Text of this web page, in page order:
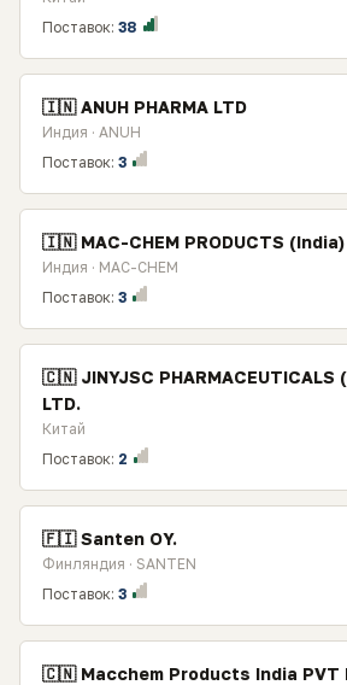
Поставок: 38
🇮🇳 ANUH PHARMA LTD
Индия · ANUH
Поставок: 3
🇮🇳 MAC-CHEM PRODUCTS
Индия · MAC-CHEM
Поставок: 3
🇨🇳 JINYJSC PHARMACEUTICALS
LTD.
Китай
Поставок: 2
🇫🇮 Santen OY.
Финляндия · SANTEN
Поставок: 3
🇨🇳 Macchem Products India PVT